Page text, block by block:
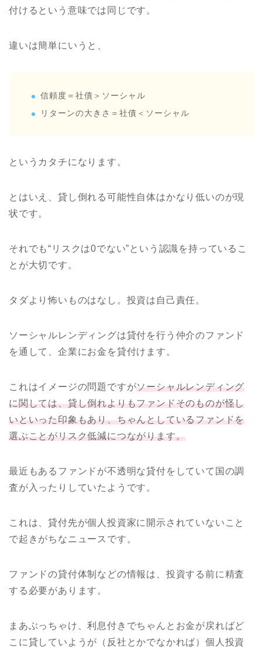
付けるという意味では同じです。
違いは簡単にいうと、
信頼度＝社債＞ソーシャル
リターンの大きさ＝社債＜ソーシャル
というカタチになります。
とはいえ、貸し倒れる可能性自体はかなり低いのが現
状です。
それでも“リスクは0でない”という認識を持っているこ
とが大切です。
タダより怖いものはなし。投資は自己責任。
ソーシャルレンディングは貸付を行う仲介のファンド
を通して、企業にお金を貸付けます。
これはイメージの問題ですがソーシャルレンディング
に関しては、貸し倒れよりもファンドそのものが怪し
いといった印象もあり、ちゃんとしているファンドを
選ぶことがリスク低減につながります。
最近もあるファンドが不透明な貸付をしていて国の調
査が入ったりしていたようです。
これは、貸付先が個人投資家に開示されていないこと
で起きがちなニュースです。
ファンドの貸付体制などの情報は、投資する前に精査
する必要があります。
まあぶっちゃけ、利息付きでちゃんとお金が戻ればど
こに貸していようが（反社とかでなかれば）個人投資